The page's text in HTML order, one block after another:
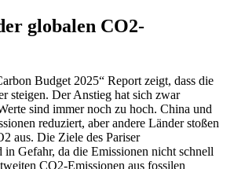
globalen CO2-
Budget 2025“ Report zeigt, dass die
steigen. Der Anstieg hat sich zwar
sind immer noch zu hoch. China und
reduziert, aber andere Länder stoßen
aus. Die Ziele des Pariser
Gefahr, da die Emissionen nicht schnell
CO2-Emissionen aus fossilen